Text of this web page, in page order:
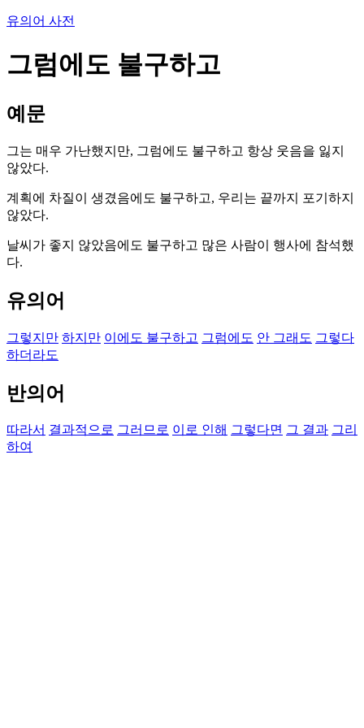
유의어 사전
그럼에도 불구하고
예문
그는 매우 가난했지만, 그럼에도 불구하고 항상 웃음을 잃지
않았다.
계획에 차질이 생겼음에도 불구하고, 우리는 끝까지 포기하지
않았다.
날씨가 좋지 않았음에도 불구하고 많은 사람이 행사에 참석했
다.
유의어
그렇지만 하지만 이에도 불구하고 그럼에도 안 그래도 그렇다
하더라도
반의어
따라서 결과적으로 그러므로 이로 인해 그렇다면 그 결과 그리
하여